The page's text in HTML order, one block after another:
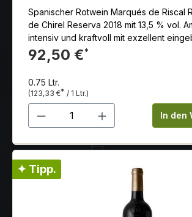
Spanischer Rotwein Marqués de Riscal
de Chirel Reserva 2018 mit 13,5 % vol.
intensiv und kraftvoll mit exzellent
Tannine und einem langanhaltenden
92,50 €*
0.75 Ltr.
(123,33 €* / 1 Ltr.)
Produkt Anzahl: GibIn den
✦ Tipp.